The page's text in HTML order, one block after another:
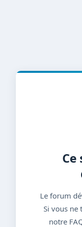
Le forum
Si vous ne
notre